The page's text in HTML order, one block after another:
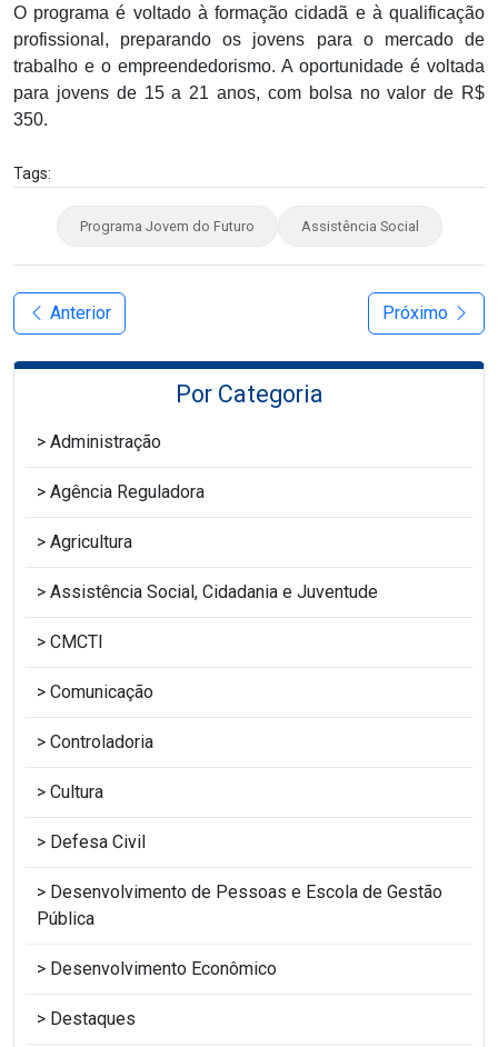
O programa é voltado à formação cidadã e à qualificação
profissional, preparando os jovens para o mercado de
trabalho e o empreendedorismo. A oportunidade é voltada
para jovens de 15 a 21 anos, com bolsa no valor de R$
350.
Tags:
Programa Jovem do Futuro Assistência Social
Anterior Próximo
Por Categoria
Administração
Agência Reguladora
Agricultura
Assistência Social, Cidadania e Juventude
CMCTI
Comunicação
Controladoria
Cultura
Defesa Civil
Desenvolvimento de Pessoas e Escola de Gestão
Pública
Desenvolvimento Econômico
Destaques